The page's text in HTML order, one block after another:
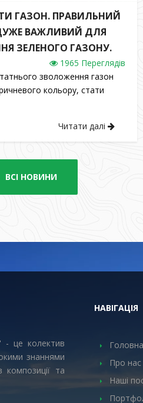
ГАЗОН. ПРАВИЛЬНИЙ
ВАЖЛИВИЙ ДЛЯ
ЗЕЛЕНОГО ГАЗОНУ.
1965 Переглядів
зволоження газон
кольору, стати
Читати далі
ВСІ НОВИНИ
- це колектив
знаннями
композиції та
НАВІГАЦІЯ
Головна
Про нас
Наші